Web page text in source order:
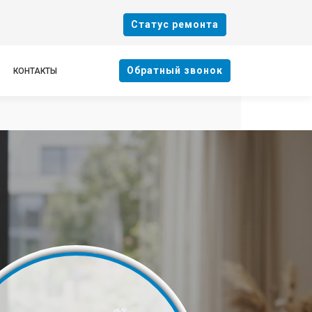
Cтатус ремонта
КОНТАКТЫ Oбратный звонок